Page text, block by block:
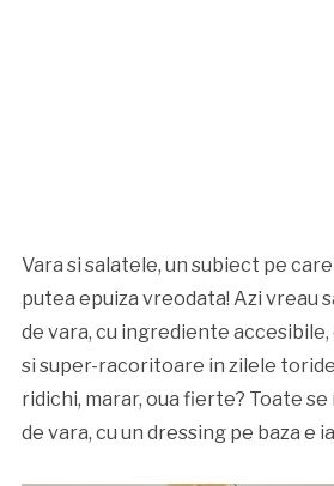
Vara si salatele, un subiect pe
putea epuiza vreodata! Azi vreau
de vara, cu ingrediente
si super-racoritoare in zilele
ridichi, marar, oua fierte? Toate
de vara, cu un dressing pe baza e